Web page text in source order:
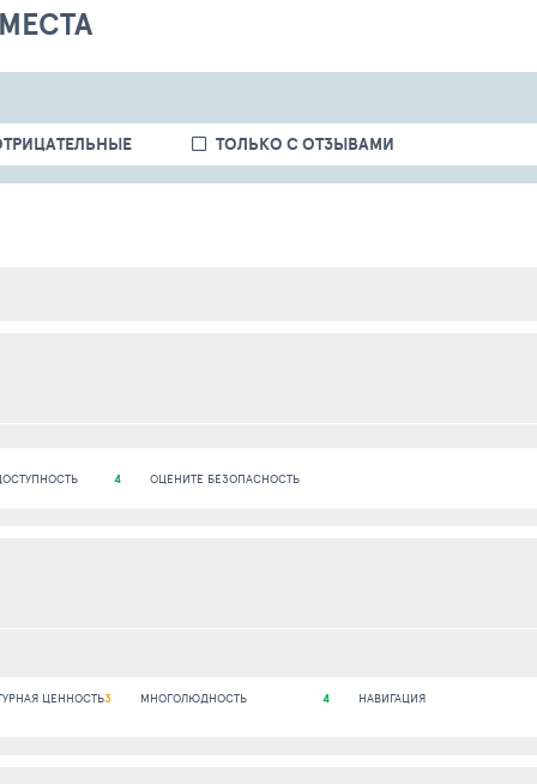
ТОЛЬКО С ОТЗЫВАМИ
4 ОЦЕНИТЕ БЕЗОПАСНОСТЬ
ЦЕННОСТЬ3 МНОГОЛЮДНОСТЬ 4 НАВИГАЦИЯ